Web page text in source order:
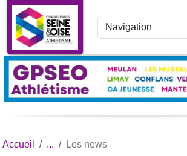
Accueil Les news
Panneau de gestion des cookies